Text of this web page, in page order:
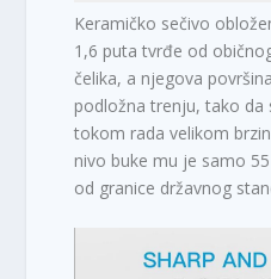
Keramičko sečivo
1,6 puta tvrđe od
čelika, a njegova
podložna trenju, tako da
tokom rada velikom
nivo buke mu je samo
od granice državnog